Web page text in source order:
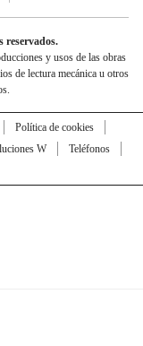
reservados.
y usos de las obras
de lectura mecánica u otros
Política de cookies
W
Teléfonos